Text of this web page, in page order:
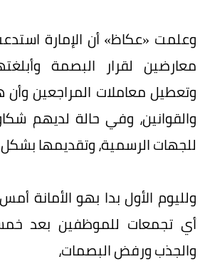
وعلمت «عكاظ» أن الإمارة
معارضين لقرار البصمة
وتعطيل معاملات المراجعين
والقوانين، وفي حالة لديهم
للجهات الرسمية، وتقديمها
ولليوم الأول بدا بهو الأمانة
أي تجمعات للموظفين بعد
والجذب ورفض البصمات،